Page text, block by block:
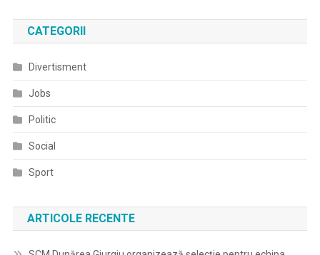
CATEGORII
Divertisment
Jobs
Politic
Social
Sport
ARTICOLE RECENTE